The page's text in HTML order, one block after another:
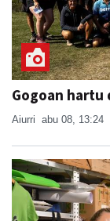
Gogoan
Aiurri abu 08, 13:24